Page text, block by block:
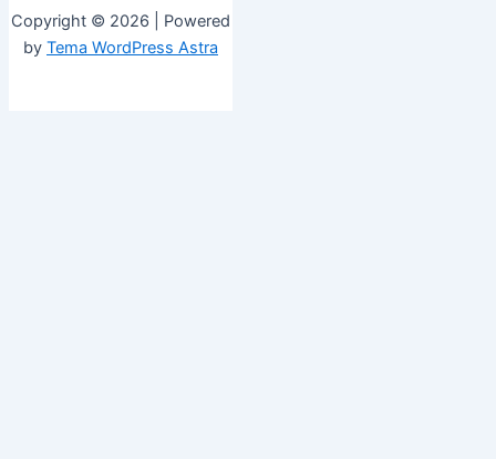
Copyright © 2026 | Powered
by Tema WordPress Astra